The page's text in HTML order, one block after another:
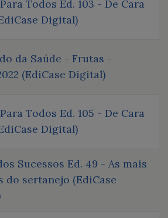
Todos Ed. 103 - De Cara
Digital)
da Saúde - Frutas -
(EdiCase Digital)
Todos Ed. 105 - De Cara
Digital)
Sucessos Ed. 49 - As mais
do sertanejo (EdiCase